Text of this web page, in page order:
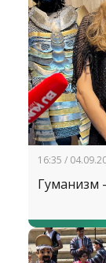
16:35 /
Гуманизм